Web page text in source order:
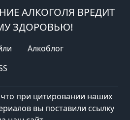
АЛКОГОЛЯ ВРЕДИТ
ЗДОРОВЬЮ!
Алкоблог
при цитировании наших
вы поставили ссылку